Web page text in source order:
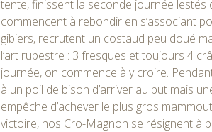
tente, finissent la seconde journée lestés
commencent à rebondir en s’associant
gibiers, recrutent un costaud peu doué
l’art rupestre : 3 fresques et toujours 4
journée, on commence à y croire.
à un poil de bison d’arriver au but mais
empêche d’achever le plus gros
victoire, nos Cro-Magnon se résignent à